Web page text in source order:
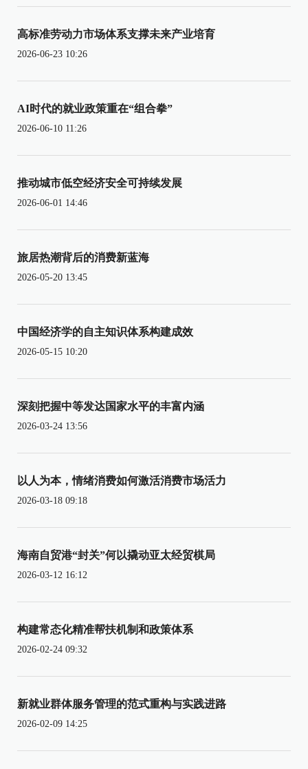
高标准劳动力市场体系支撑未来产业培育
2026-06-23 10:26
AI时代的就业政策重在“组合拳”
2026-06-10 11:26
推动城市低空经济安全可持续发展
2026-06-01 14:46
旅居热潮背后的消费新蓝海
2026-05-20 13:45
中国经济学的自主知识体系构建成效
2026-05-15 10:20
深刻把握中等发达国家水平的丰富内涵
2026-03-24 13:56
以人为本，情绪消费如何激活消费市场活力
2026-03-18 09:18
海南自贸港“封关”何以撬动亚太经贸棋局
2026-03-12 16:12
构建常态化精准帮扶机制和政策体系
2026-02-24 09:32
新就业群体服务管理的范式重构与实践进路
2026-02-09 14:25